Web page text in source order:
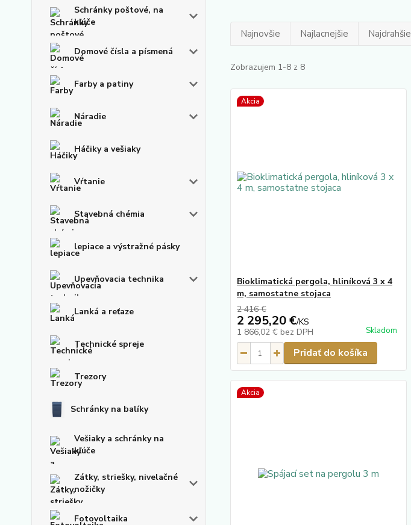
Schránky poštové, na
kľúče
Domové čísla a písmená
Farby a patiny
Náradie
Háčiky a vešiaky
Vŕtanie
Stavebná chémia
lepiace a výstražné pásky
Upevňovacia technika
Lanká a reťaze
Technické spreje
Trezory
Schránky na balíky
Vešiaky a schránky na
kľúče
Zátky, striešky, nivelačné
nožičky
Fotovoltaika
Najnovšie Najlacnejšie Najdrahšie
Zobrazujem 1-8 z 8
Akcia
Bioklimatická pergola, hliníková 3 x 4
m, samostatne stojaca
2 416 €
2 295,20 €/KS
1 866,02 € bez DPH Skladom
Pridať do košíka
Akcia